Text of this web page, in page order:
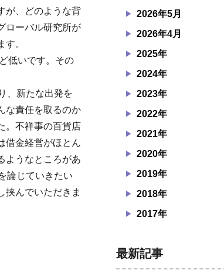
が、どのような背
ローバル研究所が
。
低いです。その
、新たな出発を
な責任を取るのか
。不祥事の百貨店
借金経営がほとん
ようなところがあ
論じていきたい
挟んでいただきま
2026年5月
2026年4月
2025年
2024年
2023年
2022年
2021年
2020年
2019年
2018年
2017年
最新記事